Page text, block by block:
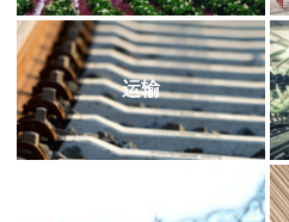
运输